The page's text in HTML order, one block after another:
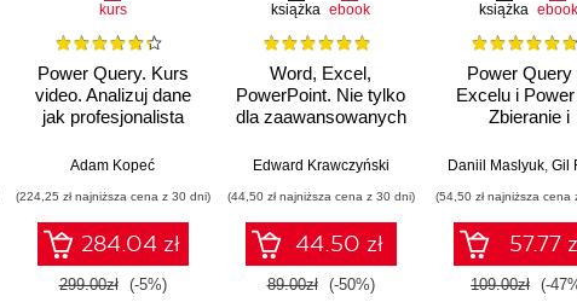
kurs
Power Query. Kurs
video. Analizuj dane
jak profesjonalista
Adam Kopeć
(224,25 zł najniższa cena z 30 dni)
284.04 zł
299.00zł (-5%)
książka ebook
Word, Excel,
PowerPoint. Nie tylko
dla zaawansowanych
Edward Krawczyński
(44,50 zł najniższa cena z 30 dni)
44.50 zł
89.00zł (-50%)
książka ebook
Power Query
Excelu i
Zbieranie i
danych.
Daniil Maslyuk, Gil
(54,50 zł najniższa cena
57.77
109.00zł (-